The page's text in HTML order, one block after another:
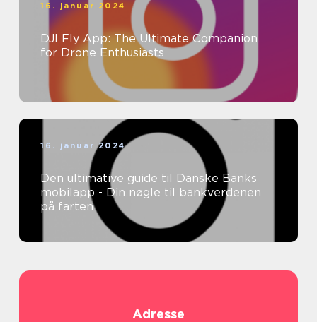
16. januar 2024
DJI Fly App: The Ultimate Companion
for Drone Enthusiasts
16. januar 2024
Den ultimative guide til Danske Banks
mobilapp - Din nøgle til bankverdenen
på farten
Adresse